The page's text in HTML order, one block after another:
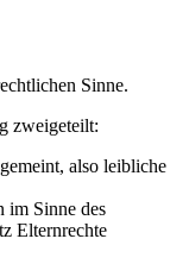
Sinne.
zweigeteilt:
also leibliche
im Sinne des
Elternrechte